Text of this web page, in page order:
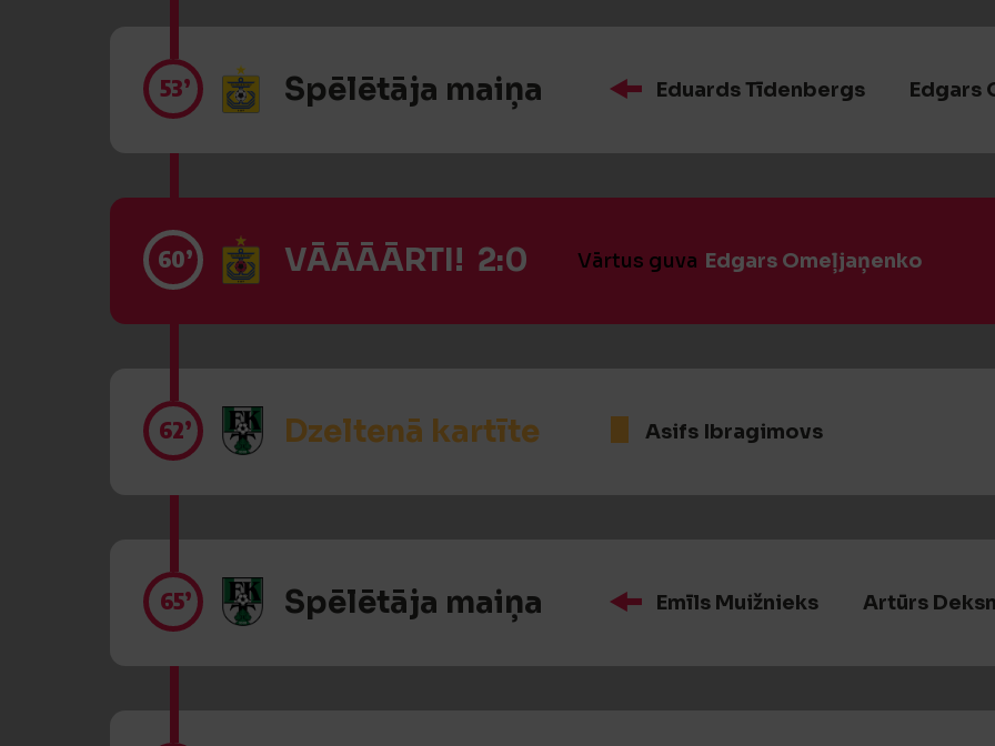
53’ Spēlētāja maiņa Eduards Tīdenbergs Edgars
60’ VĀĀĀĀRTI! 2:0 Vārtus guva Edgars Omeļjaņenko
62’ Dzeltenā kartīte Asifs Ibragimovs
65’ Spēlētāja maiņa Emīls Muižnieks Artūrs